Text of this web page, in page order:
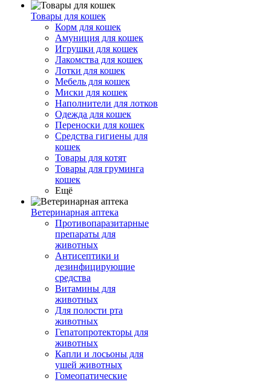
Товары для кошек
Корм для кошек
Амуниция для кошек
Игрушки для кошек
Лакомства для кошек
Лотки для кошек
Мебель для кошек
Миски для кошек
Наполнители для лотков
Одежда для кошек
Переноски для кошек
Средства гигиены для
кошек
Товары для котят
Товары для груминга
кошек
Ещё
Ветеринарная аптека
Противопаразитарные
препараты для
животных
Антисептики и
дезинфицирующие
средства
Витамины для
животных
Для полости рта
животных
Гепатопротекторы для
животных
Капли и лосьоны для
ушей животных
Гомеопатические